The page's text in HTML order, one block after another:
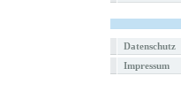
Datenschutz
Impressum